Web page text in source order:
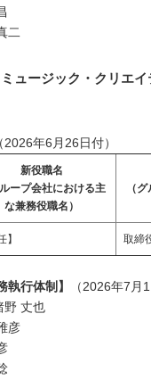
二
ュージック・クリエ
2026年6月26日付）
新役職名
ループ会社における主
な兼務役職名）
（
】 取締
執行体制】
（2026年7月1
丈也
彦